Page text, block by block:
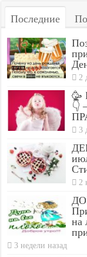
Последние
2
🥳
👇
3
2
на
3 недели назад